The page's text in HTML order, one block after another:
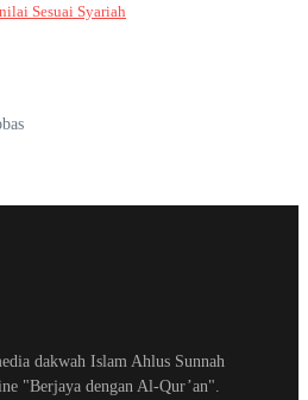
Sesuai Syariah
dakwah Islam Ahlus Sunnah
"Berjaya dengan Al-Qur’an".